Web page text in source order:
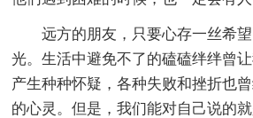
远方的朋友，只要心存一丝希
光。生活中避免不了的磕磕绊绊曾
产生种种怀疑，各种失败和挫折也
的心灵。但是，我们能对自己说的